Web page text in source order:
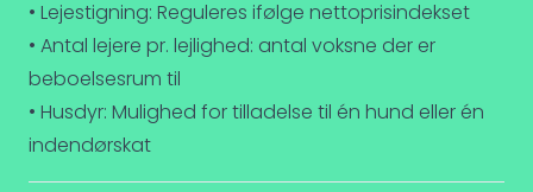
• Lejestigning: Reguleres ifølge nettoprisindekset
• Antal lejere pr. lejlighed: antal voksne der er
beboelsesrum til
• Husdyr: Mulighed for tilladelse til én hund eller én
indendørskat